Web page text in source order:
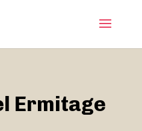
Ermitage